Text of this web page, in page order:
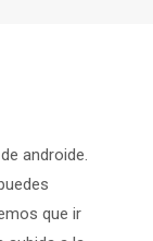
androide.
que ir